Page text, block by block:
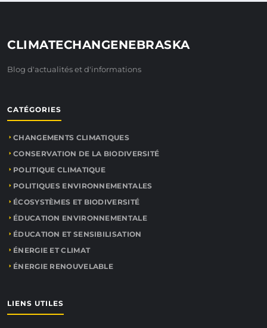
CLIMATECHANGENEBRASKA
Blog d'actualités et d'informations
CATÉGORIES
CHANGEMENTS CLIMATIQUES
CONSERVATION DE LA BIODIVERSITÉ
POLITIQUE CLIMATIQUE
POLITIQUES ENVIRONNEMENTALES
ÉCOSYSTÈMES ET BIODIVERSITÉ
ÉDUCATION ENVIRONNEMENTALE
ÉDUCATION ET SENSIBILISATION
ÉNERGIE ET CLIMAT
ÉNERGIE RENOUVELABLE
LIENS UTILES